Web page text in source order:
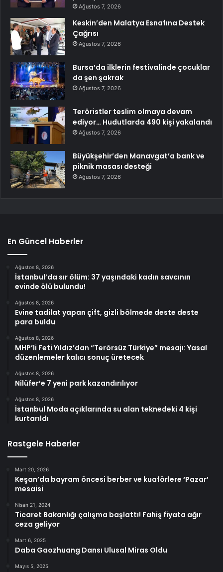
Ağustos 7, 2026
Keskin’den Malatya Esnafına Destek
Çağrısı
Ağustos 7, 2026
Bursa’da ilklerin festivalinde çocuklar
da şen şakrak
Ağustos 7, 2026
Teröristler teslim olmaya devam
ediyor… Hudutlarda 490 kişi yakalandı
Ağustos 7, 2026
Büyükşehir’den Manavgat’a bank ve
piknik masası desteği
Ağustos 7, 2026
En Güncel Haberler
Ağustos 8, 2026
İstanbul’da sır ölüm: 37 yaşındaki kadın savcının
evinde ölü bulundu!
Ağustos 8, 2026
Evine tadilat yapan çift, gizli bölmede deste deste
para buldu
Ağustos 8, 2026
MHP’li Feti Yıldız’dan “Terörsüz Türkiye” mesajı: Yasal
düzenlemeler kalıcı sonuç üretecek
Ağustos 8, 2026
Nilüfer’e 7 yeni park kazandırılıyor
Ağustos 8, 2026
İstanbul Moda açıklarında su alan teknedeki 4 kişi
kurtarıldı
Rastgele Haberler
Mart 20, 2026
Keşan’da bayram öncesi berber ve kuaförlere ‘Pazar’
mesaisi
Nisan 21, 2024
Ticaret Bakanlığı çalışma başlattı! Fahiş fiyata ağır
ceza geliyor
Mart 6, 2025
Daba Gaozhuang Dansı Ulusal Miras Oldu
Mayıs 5, 2025